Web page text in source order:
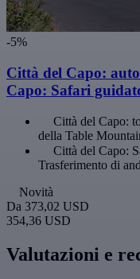
-5%
Città del Capo:
Capo: Safari
Città del Capo:
della Table
Città del Capo:
Trasferimento di
Novità
Da 373,02 USD
354,36 USD
Valutazioni e